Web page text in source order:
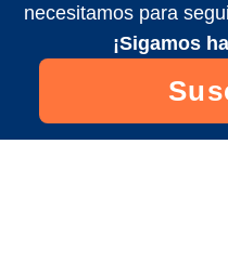
necesitamos para
¡Sigamos